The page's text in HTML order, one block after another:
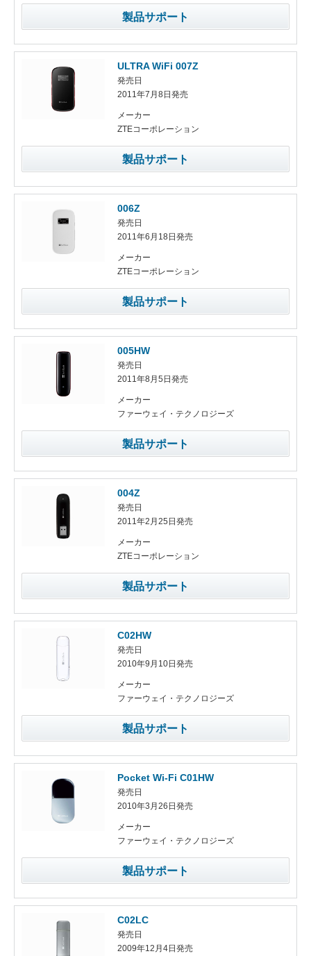
製品サポート
ULTRA WiFi 007Z
発売日
2011年7月8日発売
メーカー
ZTEコーポレーション
製品サポート
006Z
発売日
2011年6月18日発売
メーカー
ZTEコーポレーション
製品サポート
005HW
発売日
2011年8月5日発売
メーカー
ファーウェイ・テクノロジーズ
製品サポート
004Z
発売日
2011年2月25日発売
メーカー
ZTEコーポレーション
製品サポート
C02HW
発売日
2010年9月10日発売
メーカー
ファーウェイ・テクノロジーズ
製品サポート
Pocket Wi-Fi C01HW
発売日
2010年3月26日発売
メーカー
ファーウェイ・テクノロジーズ
製品サポート
C02LC
発売日
2009年12月4日発売